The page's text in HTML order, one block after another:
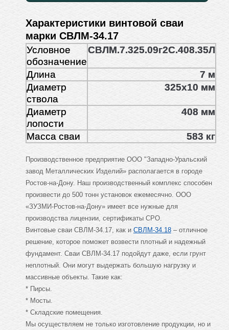
Характеристики винтовой сваи
марки СВЛМ-34.17
Условное
обозначение
СВЛМ.7.325.09г2С.408.35Л
Длина
7 м
Диаметр
ствола
325х10 мм
Диаметр
лопости
408 мм
Масса сваи 583 кг
Производственное предприятие ООО "Западно-Уральский
завод Металлических Изделий» располагается в городе
Ростов-на-Дону. Наш производственный комплекс способен
произвести до 500 тонн установок ежемесячно. ООО
«ЗУЗМИ-Ростов-на-Дону» имеет все нужные для
производства лицензии, сертификаты СРО.
Винтовые сваи СВЛМ-34.17, как и СВЛМ-34.18 – отличное
решение, которое поможет возвести плотный и надежный
фундамент. Сваи СВЛМ-34.17 подойдут даже, если грунт
неплотный. Они могут выдержать большую нагрузку и
массивные объекты. Такие как:
* Пирсы.
* Мосты.
* Складские помещения.
Мы осуществляем не только изготовление продукции, но и